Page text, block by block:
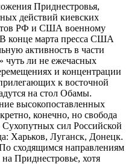
Приднестровья,
действий киевских
РФ и США военному
конце марта пресса США
активность в части
чуть ли не ежечасных
и концентрации
к восточной
на стол Обамы.
высокопоставленных
конечно, но свобода
Сухопутных сил Российской
Харьков, Луганск, Донецк.
сходящимся направлениям
Приднестровье, хотя